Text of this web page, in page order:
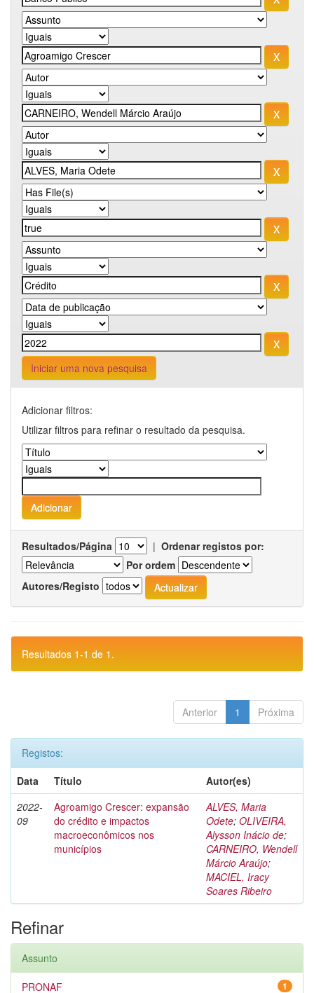
Iniciar uma nova pesquisa
Adicionar filtros:
Utilizar filtros para refinar o resultado da pesquisa.
Resultados/Página | Ordenar registos por:
Por ordem
Autores/Registo
Resultados 1-1 de 1.
Anterior 1 Próxima
Registos:
Data
Título
Autor(es)
2022-
09
Agroamigo Crescer: expansão
do crédito e impactos
macroeconômicos nos
municípios
ALVES, Maria
Odete; OLIVEIRA,
Alysson Inácio de;
CARNEIRO, Wendell
Márcio Araújo;
MACIEL, Iracy
Soares Ribeiro
Refinar
Assunto
1
PRONAF